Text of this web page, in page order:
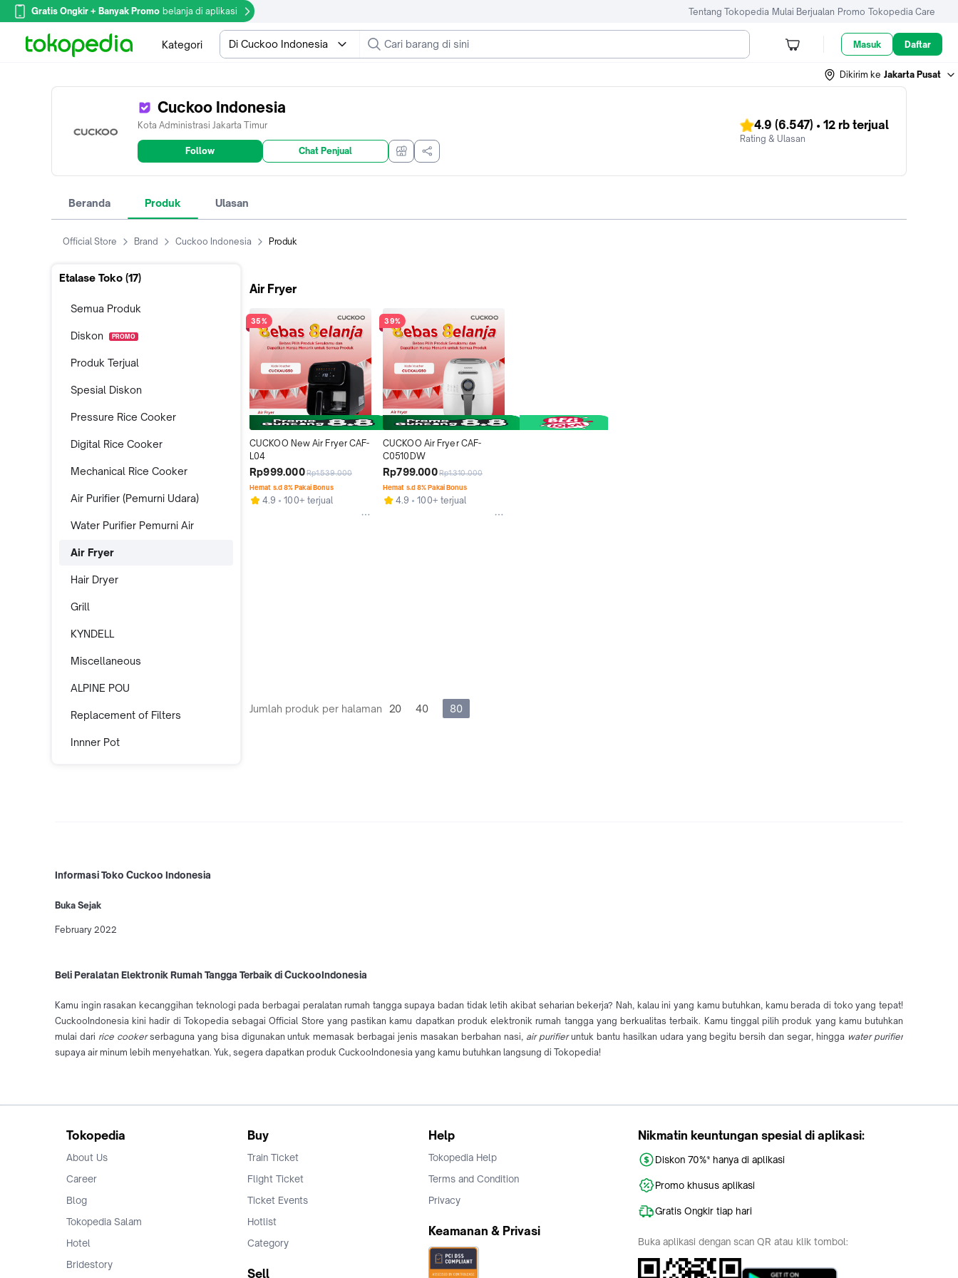
Gratis Ongkir + Banyak Promo belanja di aplikasi Tentang Tokopedia Mulai Berjualan Promo Tokopedia Care
Kategori Di Cuckoo Indonesia Masuk Daftar
Dikirim ke Jakarta Pusat
Cuckoo Indonesia
Kota Administrasi Jakarta Timur
Follow Chat Penjual
4.9 (6.547) • 12 rb terjual
Rating & Ulasan
Beranda Produk Ulasan
Official Store Brand Cuckoo Indonesia Produk
Etalase Toko (17)
Semua Produk
Diskon PROMO
Produk Terjual
Spesial Diskon
Pressure Rice Cooker
Digital Rice Cooker
Mechanical Rice Cooker
Air Purifier (Pemurni Udara)
Water Purifier Pemurni Air
Air Fryer
Hair Dryer
Grill
KYNDELL
Miscellaneous
ALPINE POU
Replacement of Filters
Innner Pot
Air Fryer
35%
CUCKOO New Air Fryer CAF-
L04
Rp999.000Rp1.539.000
Hemat s.d 8% Pakai Bonus
4.9 100+ terjual
39%
CUCKOO Air Fryer CAF-
C0510DW
Rp799.000Rp1.310.000
Hemat s.d 8% Pakai Bonus
4.9 100+ terjual
Jumlah produk per halaman 20 40 80
Informasi Toko Cuckoo Indonesia
Buka Sejak
February 2022
Beli Peralatan Elektronik Rumah Tangga Terbaik di CuckooIndonesia
Kamu ingin rasakan kecanggihan teknologi pada berbagai peralatan rumah tangga supaya badan tidak letih akibat seharian bekerja? Nah, kalau ini yang kamu butuhkan, kamu berada di toko yang tepat!
CuckooIndonesia kini hadir di Tokopedia sebagai Official Store yang pastikan kamu dapatkan produk elektronik rumah tangga yang berkualitas terbaik. Kamu tinggal pilih produk yang kamu butuhkan
mulai dari rice cookerserbaguna yang bisa digunakan untuk memasak berbagai jenis masakan berbahan nasi, air purifieruntuk bantu hasilkan udara yang begitu bersih dan segar, hingga water purifier
supaya air minum lebih menyehatkan. Yuk, segera dapatkan produk CuckooIndonesia yang kamu butuhkan langsung di Tokopedia!
Tokopedia
About Us
Career
Blog
Tokopedia Salam
Hotel
Bridestory
Buy
Train Ticket
Flight Ticket
Ticket Events
Hotlist
Category
Sell
Help
Tokopedia Help
Terms and Condition
Privacy
Keamanan & Privasi
Nikmatin keuntungan spesial di aplikasi:
Diskon 70%* hanya di aplikasi
Promo khusus aplikasi
Gratis Ongkir tiap hari
Buka aplikasi dengan scan QR atau klik tombol: